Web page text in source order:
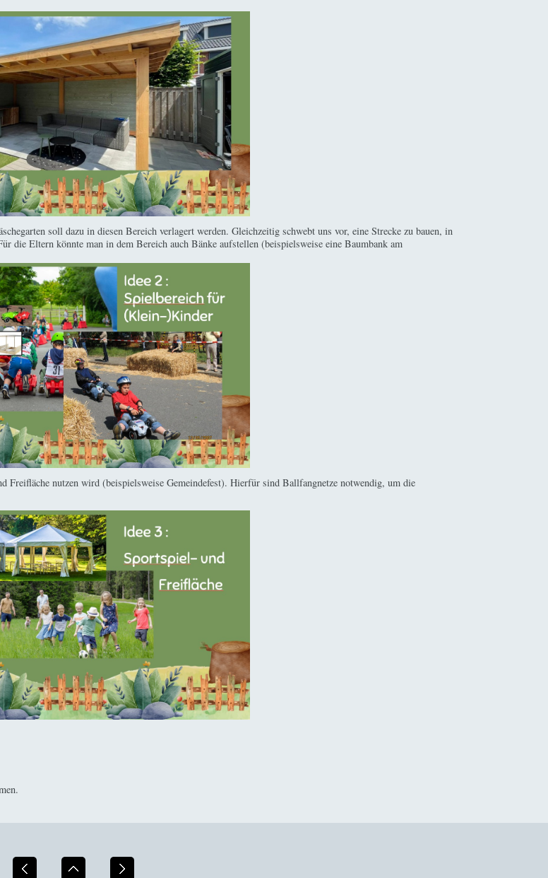
soll dazu in diesen Bereich verlagert werden. Gleichzeitig schwebt uns vor, eine Strecke zu bauen, in
die Eltern könnte man in dem Bereich auch Bänke aufstellen (beispielsweise eine Baumbank am
Freifläche nutzen wird (beispielsweise Gemeindefest). Hierfür sind Ballfangnetze notwendig, um die